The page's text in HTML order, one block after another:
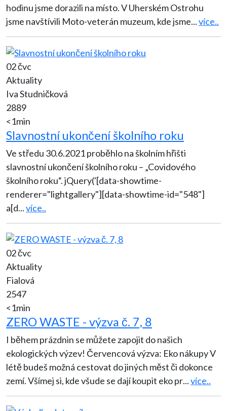
hodinu jsme dorazili na místo. V Uherském Ostrohu
jsme navštívili Moto-veterán muzeum, kde jsme...více..
02 čvc
Aktuality
Iva Studničková
2889
<1min
Slavnostní ukončení školního roku
Ve středu 30.6.2021 proběhlo na školním hřišti
slavnostní ukončení školního roku – „Covidového
školního roku“. jQuery('[data-showtime-
renderer="lightgallery"][data-showtime-id="548"]
a[d...více..
02 čvc
Aktuality
Fialová
2547
<1min
ZERO WASTE - výzva č. 7, 8
I během prázdnin se můžete zapojit do našich
ekologických výzev! Červencová výzva: Eko nákupy V
létě budeš možná cestovat do jiných měst či dokonce
zemí. Všímej si, kde všude se dají koupit eko pr...více..